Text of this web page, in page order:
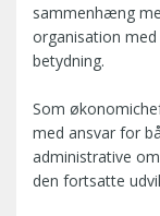
sammenhæng
organisation
betydning.
Som
med ansvar for
administrative
den fortsatte